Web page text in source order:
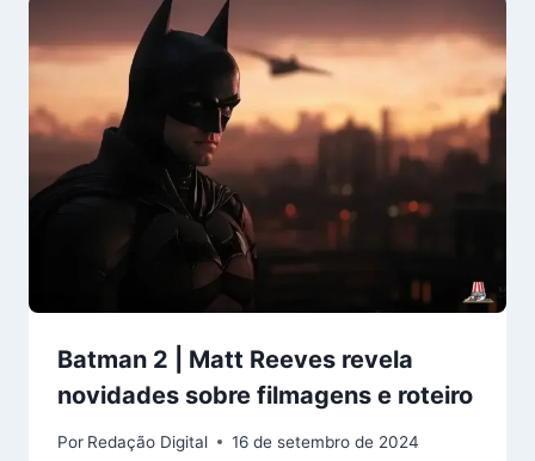
Batman 2 | Matt Reeves revela
novidades sobre filmagens e roteiro
Por Redação Digital 16 de setembro de 2024